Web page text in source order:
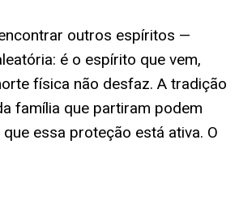
outros espíritos —
é o espírito que vem,
física não desfaz. A tradição
família que partiram podem
essa proteção está ativa. O